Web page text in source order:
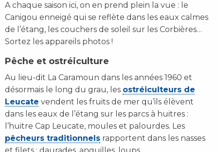
A chaque saison ici, on en prend plein la vue : le
Canigou enneigé qui se reflète dans les eaux calmes
de l’étang, les couchers de soleil sur les Corbières…
Sortez les appareils photos !
Pêche et ostréiculture
Au lieu-dit La Caramoun dans les années 1960 et
désormais le long du grau, les ostréiculteurs de
Leucate vendent les fruits de mer qu’ils élèvent
dans les eaux de l’étang sur les parcs à huitres :
l’huitre Cap Leucate, moules et palourdes. Les
pêcheurs traditionnels rapportent dans les nasses